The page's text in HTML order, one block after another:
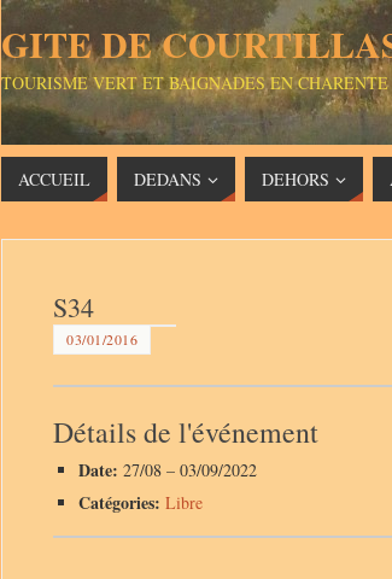
GITE DE
TOURISME VERT ET BAIGNADES EN CHARENTE
ACCUEIL DEDANS DEHORS
S34
03/01/2016
Détails de l'événement
Date: 27/08 – 03/09/2022
Catégories: Libre